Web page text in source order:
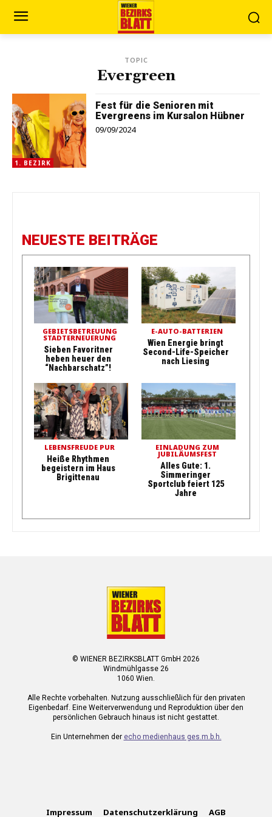
TOPIC
Evergreen
1. BEZIRK
Fest für die Senioren mit
Evergreens im Kursalon Hübner
09/09/2024
NEUESTE BEITRÄGE
GEBIETSBETREUUNG
STADTERNEUERUNG
Sieben Favoritner
heben heuer den
“Nachbarschatz”!
E-AUTO-BATTERIEN
Wien Energie bringt
Second-Life-Speicher
nach Liesing
LEBENSFREUDE PUR
Heiße Rhythmen
begeistern im Haus
Brigittenau
EINLADUNG ZUM
JUBILÄUMSFEST
Alles Gute: 1.
Simmeringer
Sportclub feiert 125
Jahre
© WIENER BEZIRKSBLATT GmbH 2026
Windmühlgasse 26
1060 Wien.
Alle Rechte vorbehalten. Nutzung ausschließlich für den privaten
Eigenbedarf. Eine Weiterverwendung und Reproduktion über den
persönlichen Gebrauch hinaus ist nicht gestattet.
Ein Unternehmen der echo medienhaus ges.m.b.h.
Impressum Datenschutzerklärung AGB